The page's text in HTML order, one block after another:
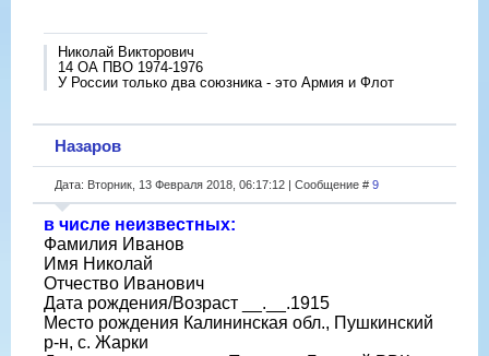
Николай Викторович
14 ОА ПВО 1974-1976
У России только два союзника - это Армия и Флот
Назаров
Дата: Вторник, 13 Февраля 2018, 06:17:12 | Сообщение # 9
в числе неизвестных:
Фамилия Иванов
Имя Николай
Отчество Иванович
Дата рождения/Возраст __.__.1915
Место рождения Калининская обл., Пушкинский
р-н, с. Жарки